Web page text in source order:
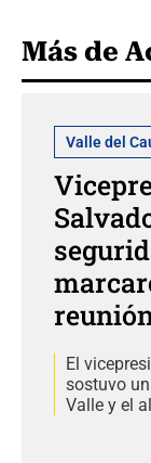
Más de
Valle del
El
sostuvo
Valle y el